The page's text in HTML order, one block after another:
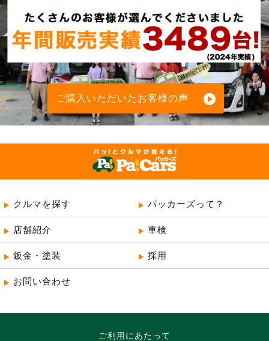
ご購入いただいたお客様の声
クルマを探す パッカーズって？
店舗紹介 車検
鈑金・塗装 採用
お問い合わせ
ご利用にあたって